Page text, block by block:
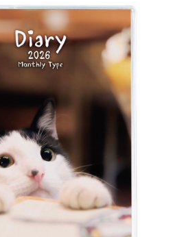
トダイアリー
ンスリーとノートだけのシンプルな手